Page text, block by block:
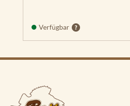
Verfügbar